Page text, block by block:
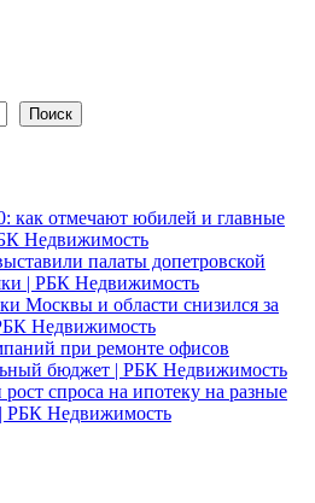
Поиск
как отмечают юбилей и главные
Недвижимость
палаты допетровской
| РБК Недвижимость
Москвы и области снизился за
Недвижимость
при ремонте офисов
бюджет | РБК Недвижимость
спроса на ипотеку на разные
РБК Недвижимость